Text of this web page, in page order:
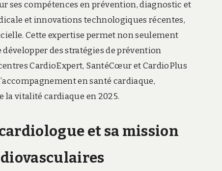
ses compétences en prévention, diagnostic et
et innovations technologiques récentes,
Cette expertise permet non seulement
des stratégies de prévention
CardioExpert, SantéCœur et CardioPlus
en santé cardiaque,
la vitalité cardiaque en 2025.
et sa mission